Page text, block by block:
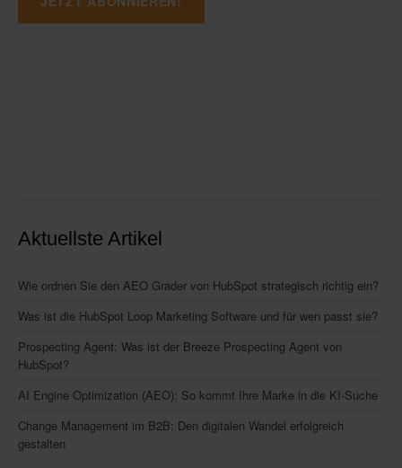
Aktuellste Artikel
Wie ordnen Sie den AEO Grader von HubSpot strategisch richtig ein?
Was ist die HubSpot Loop Marketing Software und für wen passt sie?
Prospecting Agent: Was ist der Breeze Prospecting Agent von
HubSpot?
AI Engine Optimization (AEO): So kommt Ihre Marke in die KI-Suche
Change Management im B2B: Den digitalen Wandel erfolgreich
gestalten